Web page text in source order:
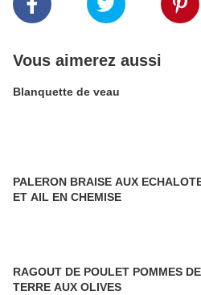
Vous aimerez aussi
Blanquette de veau
PALERON BRAISE AUX
ET AIL EN CHEMISE
RAGOUT DE POULET POMMES DE
TERRE AUX OLIVES